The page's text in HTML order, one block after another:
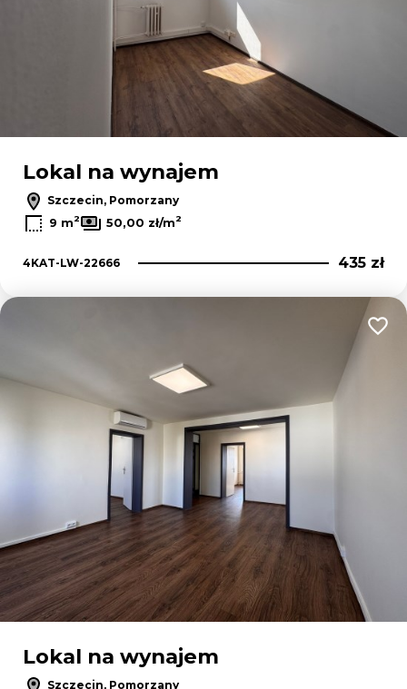
Lokal na wynajem
Szczecin, Pomorzany
9 m2 50,00 zł/m2
4KAT-LW-22666 435 zł
Lokal na wynajem
Szczecin, Pomorzany